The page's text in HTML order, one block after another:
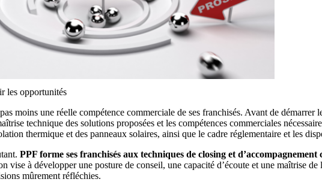
les opportunités
moins une réelle compétence commerciale de ses franchisés. Avant de
technique des solutions proposées et les compétences commerciales
thermique et des panneaux solaires, ainsi que le cadre réglementaire et les
PPF forme ses franchisés aux techniques de closing et d’accompagnement
vise à développer une posture de conseil, une capacité d’écoute et une maîtrise
mûrement réfléchies.